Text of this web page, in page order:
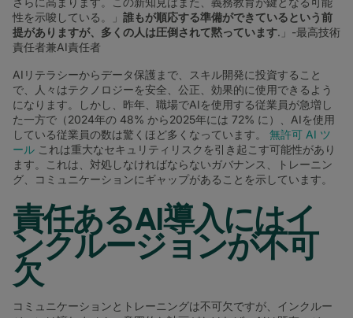
性を示唆している。」 誰もが順応する準備ができているという前
提がありますが、多くの人は圧倒されて黙っています.」-最高技術
責任者兼AI責任者
AIリテラシーからデータ保護まで、スキル開発に投資すること
で、人々はテクノロジーを安全、公正、効果的に使用できるよう
になります。しかし、昨年、職場でAIを使用する従業員が急増し
た一方で（2024年の 48% から2025年には 72% に）、AIを使用
している従業員の数は驚くほど多くなっています。 無許可 AI ツ
ール これは重大なセキュリティリスクを引き起こす可能性があり
ます。これは、対処しなければならないガバナンス、トレーニン
グ、コミュニケーションにギャップがあることを示しています。
責任あるAI導入にはイ
ンクルージョンが不可
欠
コミュニケーションとトレーニングは不可欠ですが、インクルー